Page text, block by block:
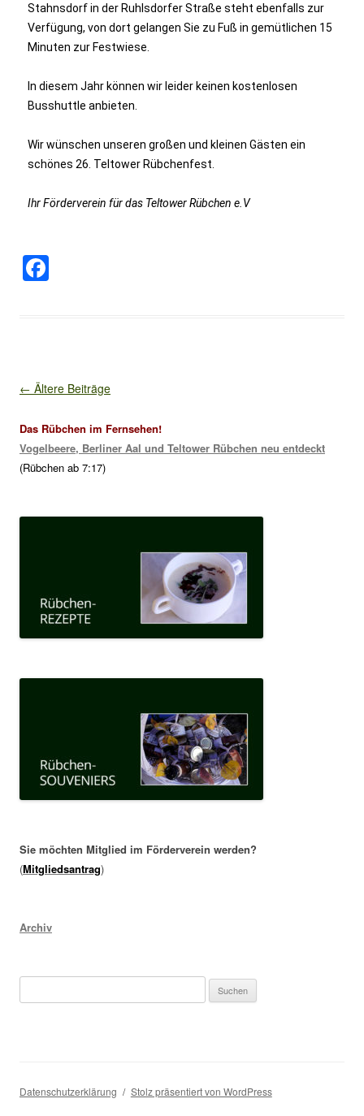
Stahnsdorf in der Ruhlsdorfer Straße steht ebenfalls zur
Verfügung, von dort gelangen Sie zu Fuß in gemütlichen 15
Minuten zur Festwiese.
In diesem Jahr können wir leider keinen kostenlosen
Busshuttle anbieten.
Wir wünschen unseren großen und kleinen Gästen ein
schönes 26. Teltower Rübchenfest.
Ihr Förderverein für das Teltower Rübchen e.V
o
o
k
Beitragsnavigation
← Ältere Beiträge
Das Rübchen im Fernsehen!
Vogelbeere, Berliner Aal und Teltower Rübchen neu entdeckt
(Rübchen ab 7:17)
Sie möchten Mitglied im Förderverein werden?
(Mitgliedsantrag)
Archiv
Datenschutzerklärung Stolz präsentiert von WordPress